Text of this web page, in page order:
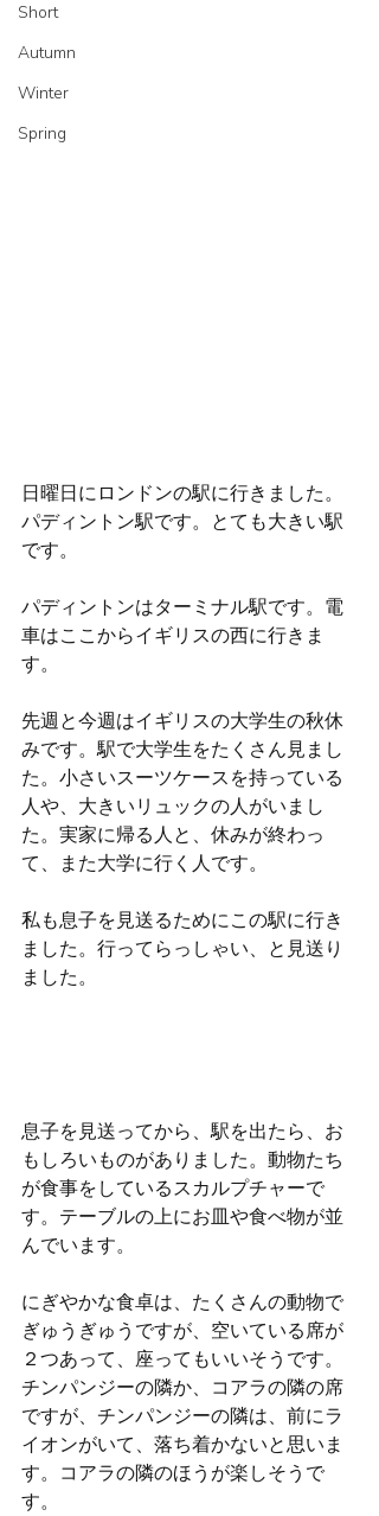
Short
Autumn
Winter
Spring
日曜日にロンドンの駅に行きました。
パディントン駅です。とても大きい駅
です。
パディントンはターミナル駅です。電
車はここからイギリスの西に行きま
す。
先週と今週はイギリスの大学生の秋休
みです。駅で大学生をたくさん見まし
た。小さいスーツケースを持っている
人や、大きいリュックの人がいまし
た。実家に帰る人と、休みが終わっ
て、また大学に行く人です。
私も息子を見送るためにこの駅に行き
ました。行ってらっしゃい、と見送り
ました。
息子を見送ってから、駅を出たら、お
もしろいものがありました。動物たち
が食事をしているスカルプチャーで
す。テーブルの上にお皿や食べ物が並
んでいます。
にぎやかな食卓は、たくさんの動物で
ぎゅうぎゅうですが、空いている席が
２つあって、座ってもいいそうです。
チンパンジーの隣か、コアラの隣の席
ですが、チンパンジーの隣は、前にラ
イオンがいて、落ち着かないと思いま
す。コアラの隣のほうが楽しそうで
す。